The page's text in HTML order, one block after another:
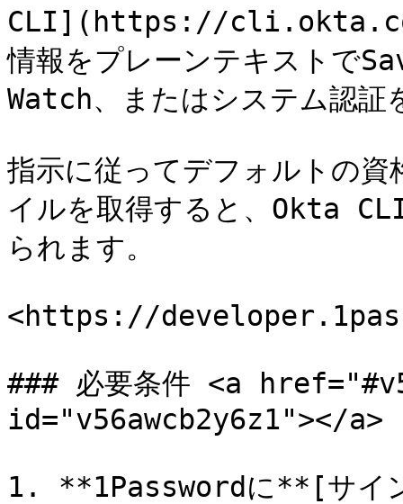
CLI](https://cli.okta.com/
情報をプレーンテキストで
Watch、またはシステム認証
指示に従ってデフォルトの
イルを取得すると、Okta
られます。
<https://
### 必要条件 <a
id="v56awcb2y6z1"></a>
1. **1Passwordに**[サイ